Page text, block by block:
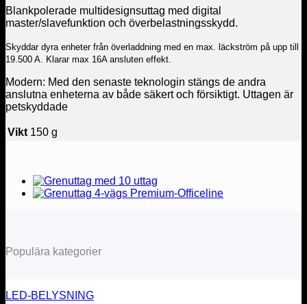
Blankpolerade multidesignsuttag med digital
master/slavefunktion och överbelastningsskydd.
Skyddar dyra enheter från överladdning med en max. läckström på upp till
19.500 A. Klarar max 16A ansluten effekt.
Modern: Med den senaste teknologin stängs de andra
anslutna enheterna av både säkert och försiktigt. Uttagen är
petskyddade
Vikt 150 g
Populära kategorier
LED-BELYSNING